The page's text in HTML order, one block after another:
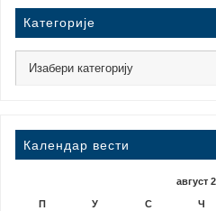
Категорије
Календар вести
август
П У С Ч